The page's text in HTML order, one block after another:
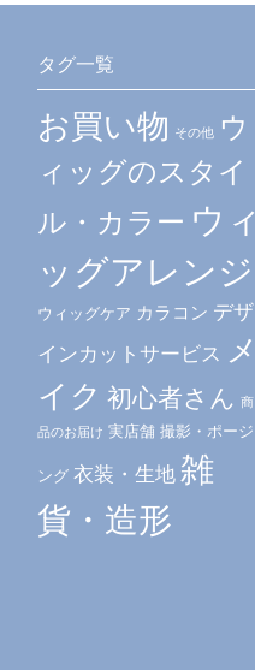
タグ一覧
お買い物 その他 ウ
ィッグのスタイ
ル・カラー ウィ
ッグアレンジ
ウィッグケア カラコン デザ
インカットサービス メ
イク 初心者さん 商
品のお届け 実店舗 撮影・ポージ
ング 衣装・生地 雑
貨・造形